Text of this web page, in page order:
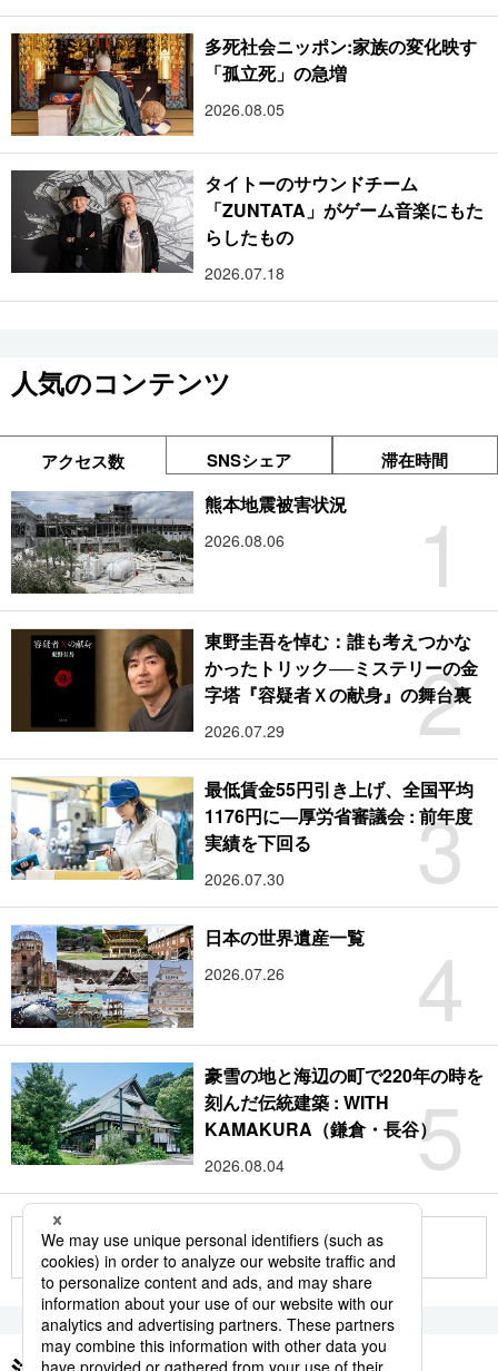
多死社会ニッポン:家族の変化映す
「孤立死」の急増
2026.08.05
タイトーのサウンドチーム
「ZUNTATA」がゲーム音楽にもた
らしたもの
2026.07.18
人気のコンテンツ
アクセス数 SNSシェア 滞在時間
1
熊本地震被害状況
2026.08.06
2
東野圭吾を悼む：誰も考えつかな
かったトリック──ミステリーの金
字塔『容疑者Ｘの献身』の舞台裏
2026.07.29
3
最低賃金55円引き上げ、全国平均
1176円に―厚労省審議会 : 前年度
実績を下回る
2026.07.30
4
日本の世界遺産一覧
2026.07.26
5
豪雪の地と海辺の町で220年の時を
刻んだ伝統建築 : WITH
KAMAKURA（鎌倉・長谷）
2026.08.04
もっと見る